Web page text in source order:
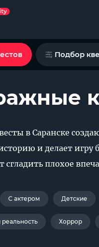
Подбор
в Саранске
и делает
плохое
С актером Детские
реальность Хоррор